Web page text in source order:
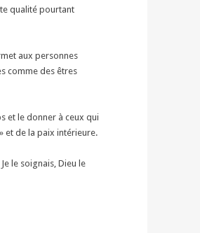
qualité pourtant
aux personnes
comme des êtres
et le donner à ceux qui
et de la paix intérieure.
le soignais, Dieu le